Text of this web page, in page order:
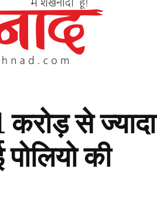
से ज्यादा
की